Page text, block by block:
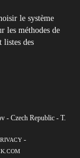
le système
les méthodes de
listes des
- Czech Republic - T.
-